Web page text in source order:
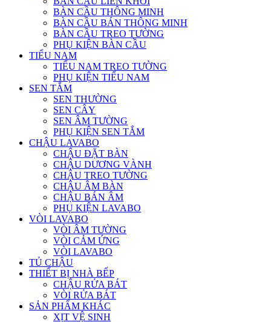
BÀN CẦU THÔNG MINH
BÀN CẦU BÁN THÔNG MINH
BÀN CẦU TREO TƯỜNG
PHỤ KIỆN BÀN CẦU
TIỂU NAM
TIỂU NAM TREO TƯỜNG
PHỤ KIỆN TIỂU NAM
SEN TẮM
SEN THƯỜNG
SEN CÂY
SEN ÂM TƯỜNG
PHỤ KIỆN SEN TẮM
CHẬU LAVABO
CHẬU ĐẶT BÀN
CHẬU DƯƠNG VÀNH
CHẬU TREO TƯỜNG
CHẬU ÂM BÀN
CHẬU BÁN ÂM
PHỤ KIỆN LAVABO
VÒI LAVABO
VÒI ÂM TƯỜNG
VÒI CẢM ỨNG
VÒI LAVABO
TỦ CHẬU
THIẾT BỊ NHÀ BẾP
CHẬU RỬA BÁT
VÒI RỬA BÁT
SẢN PHẨM KHÁC
XỊT VỆ SINH